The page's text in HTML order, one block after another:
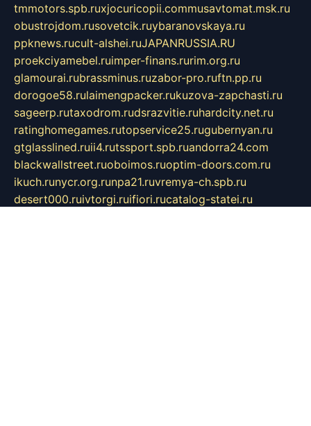
tmmotors.spb.ruxjocuricopii.commusavtomat.msk.ru
obustrojdom.rusovetcik.ruybaranovskaya.ru
ppknews.rucult-alshei.ruJAPANRUSSIA.RU
proekciyamebel.ruimper-finans.rurim.org.ru
glamourai.rubrassminus.ruzabor-pro.ruftn.pp.ru
dorogoe58.rulaimengpacker.rukuzova-zapchasti.ru
sageerp.rutaxodrom.rudsrazvitie.ruhardcity.net.ru
ratinghomegames.rutopservice25.rugubernyan.ru
gtglasslined.ruii4.rutssport.spb.ruandorra24.com
blackwallstreet.ruoboimos.ruoptim-doors.com.ru
ikuch.runycr.org.runpa21.ruvremya-ch.spb.ru
desert000.ruivtorgi.ruifiori.rucatalog-statei.ru